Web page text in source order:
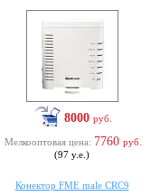
8000 руб.
Мелкооптовая цена: 7760 руб.
(97 у.е.)
Конектор FME male CRC9